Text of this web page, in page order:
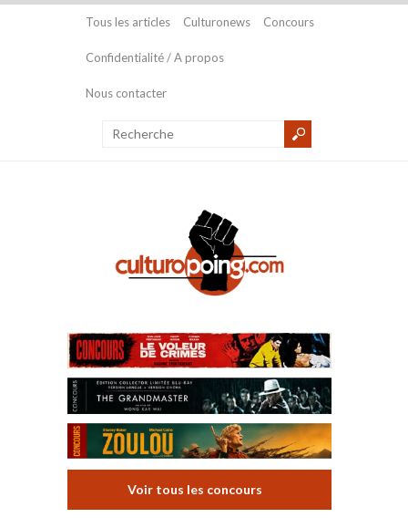
Tous les articles Culturonews Concours
Confidentialité / A propos
Nous contacter
Voir tous les concours